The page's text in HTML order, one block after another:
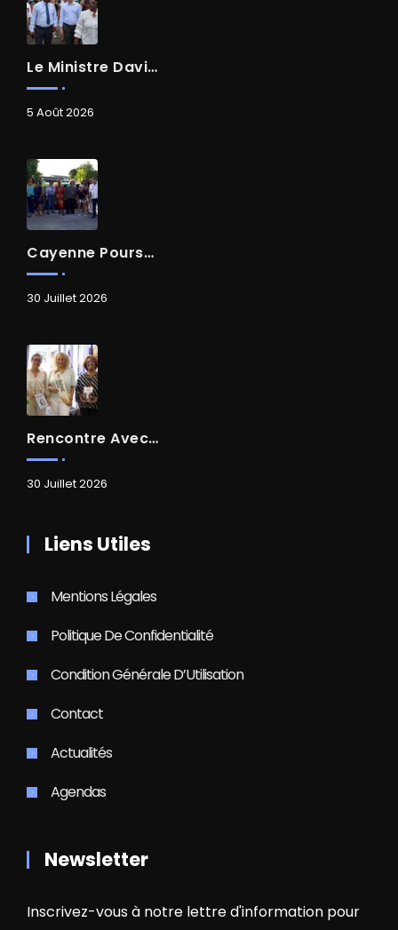
Le Ministre David AMIEL En Visite Dans Le Centre-Ville De Cayenne
5 Août 2026
Cayenne Poursuit Sa Transformation
30 Juillet 2026
Rencontre Avec Madame Isabelle FAMARO
30 Juillet 2026
Liens Utiles
Mentions Légales
Politique De Confidentialité
Condition Générale D’Utilisation
Contact
Actualités
Agendas
Newsletter
Inscrivez-vous à notre lettre d'information pour